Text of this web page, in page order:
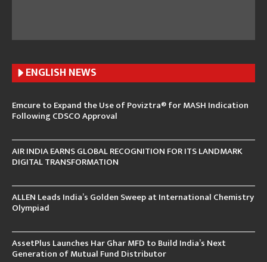
ENGLISH NEWS
Emcure to Expand the Use of Poviztra® for MASH Indication
Following CDSCO Approval
AIR INDIA EARNS GLOBAL RECOGNITION FOR ITS LANDMARK
DIGITAL TRANSFORMATION
ALLEN Leads India’s Golden Sweep at International Chemistry
Olympiad
AssetPlus Launches Har Ghar MFD to Build India’s Next
Generation of Mutual Fund Distributor